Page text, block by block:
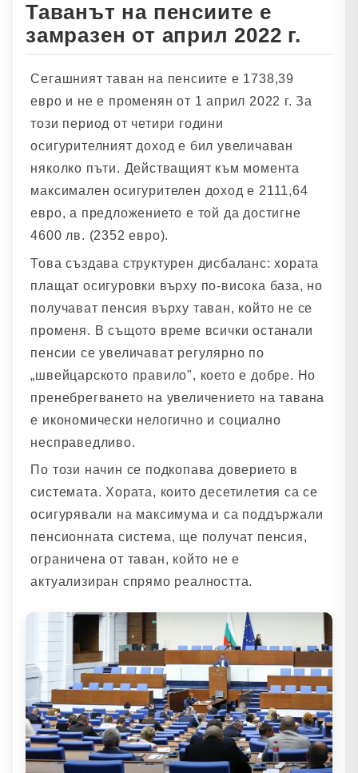
Таванът на пенсиите е
замразен от април 2022 г.
Сегашният таван на пенсиите е 1738,39
евро и не е променян от 1 април 2022 г. За
този период от четири години
осигурителният доход е бил увеличаван
няколко пъти. Действащият към момента
максимален осигурителен доход е 2111,64
евро, а предложението е той да достигне
4600 лв. (2352 евро).
Това създава структурен дисбаланс: хората
плащат осигуровки върху по-висока база, но
получават пенсия върху таван, който не се
променя. В същото време всички останали
пенсии се увеличават регулярно по
„швейцарското правило", което е добре. Но
пренебрегването на увеличението на тавана
е икономически нелогично и социално
несправедливо.
По този начин се подкопава доверието в
системата. Хората, които десетилетия са се
осигурявали на максимума и са поддържали
пенсионната система, ще получат пенсия,
ограничена от таван, който не е
актуализиран спрямо реалността.